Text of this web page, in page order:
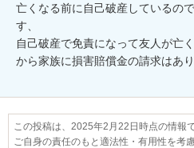
亡くなる前に自己破産しているの
す、
自己破産で免責になって友人が亡
から家族に損害賠償金の請求はあ
この投稿は、2025年2月22日時点の情報で
ご自身の責任のもと適法性・有用性を考